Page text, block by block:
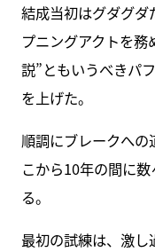
結成当初はグダグ
プニングアクトを
説”ともいうべきパ
を上げた。
順調にブレークへの
こから10年の間に
る。
最初の試練は、激